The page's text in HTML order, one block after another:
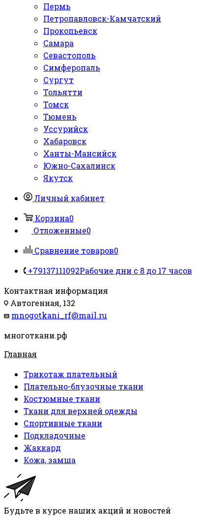
Пермь
Петропавловск-Камчатский
Прокопьевск
Самара
Севастополь
Симферопаль
Сургут
Тольятти
Томск
Тюмень
Уссурийск
Хабаровск
Ханты-Мансийск
Южно-Сахалинск
Якутск
Личный кабинет
Корзина0
Отложенные0
Сравнение товаров0
+79137111092Рабочие дни с 8 до 17 часов
Контактная информация
Автогенная, 132
mnogotkani_rf@mail.ru
многоткани.рф
Главная
Трикотаж плательный
Плательно-блузочные ткани
Костюмные ткани
Ткани для верхней одежды
Спортивные ткани
Подкладочные
Жаккард
Кожа, замша
Будьте в курсе наших акций и новостей